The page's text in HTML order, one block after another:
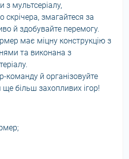
з мультсеріалу,
скрічера, змагайтеся за
й здобувайте перемогу.
має міцну конструкцію з
та виконана з
команду й організовуйте
ще більш захопливих ігор!